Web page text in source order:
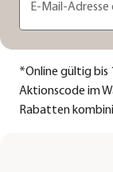
E-Mail-Adresse
*Online gültig bis
Aktionscode im
Rabatten